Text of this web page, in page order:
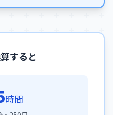
すると
時間